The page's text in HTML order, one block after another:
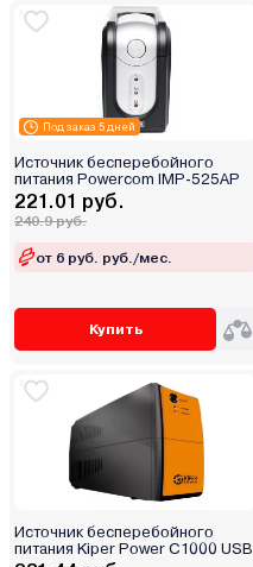
Под заказ 5 дней
Источник бесперебойного
питания Powercom IMP-525AP
221.01 руб.
240.9 руб.
от 6 руб. руб./мес.
Купить
Источник бесперебойного
питания Kiper Power C1000 USB